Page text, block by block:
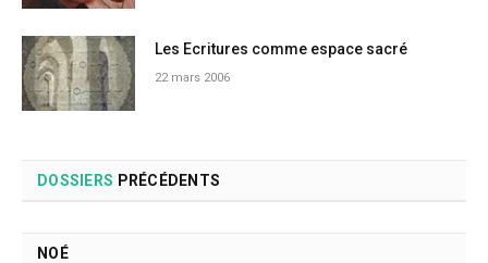
Les Ecritures comme espace sacré
22 mars 2006
DOSSIERS PRÉCÉDENTS
NOÉ